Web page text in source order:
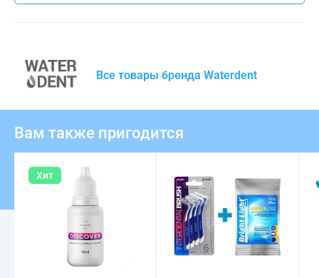
Все товары бренда Waterdent
Вам также пригодится
Хит